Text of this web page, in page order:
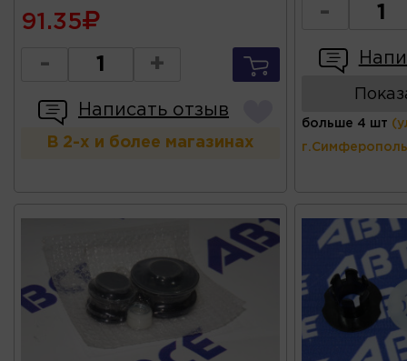
91.35
- +
Написать отзыв
В 2-х и более магазинах
-
больше 4 шт